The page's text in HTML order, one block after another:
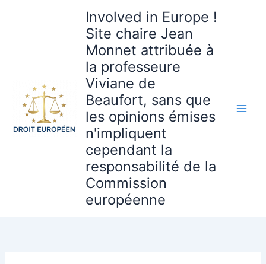
Involved in Europe !
Site chaire Jean
Monnet attribuée à
la professeure
Viviane de
Beaufort, sans que
les opinions émises
n'impliquent
cependant la
responsabilité de la
Commission
européenne